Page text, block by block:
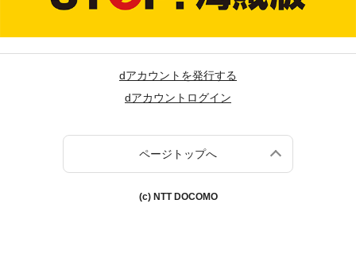
dアカウントを発行する
dアカウントログイン
ページトップへ
(c) NTT DOCOMO